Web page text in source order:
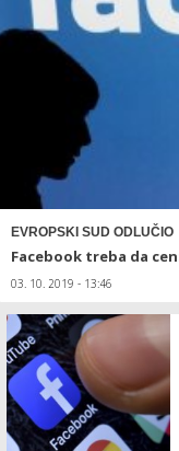
EVROPSKI SUD ODLUČIO
Facebook treba da
03. 10. 2019 - 13:46